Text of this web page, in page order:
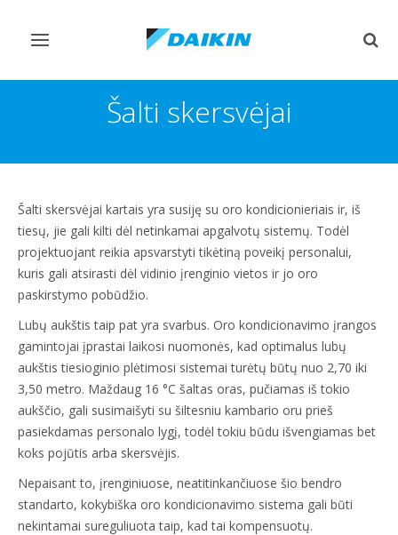
Perjungiamas
Šalti skersvėjai
Šalti skersvėjai kartais yra susiję su oro kondicionieriais ir, iš
tiesų, jie gali kilti dėl netinkamai apgalvotų sistemų. Todėl
projektuojant reikia apsvarstyti tikėtiną poveikį personalui,
kuris gali atsirasti dėl vidinio įrenginio vietos ir jo oro
paskirstymo pobūdžio.
Lubų aukštis taip pat yra svarbus. Oro kondicionavimo įrangos
gamintojai įprastai laikosi nuomonės, kad optimalus lubų
aukštis tiesioginio plėtimosi sistemai turėtų būtų nuo 2,70 iki
3,50 metro. Maždaug 16 °C šaltas oras, pučiamas iš tokio
aukščio, gali susimaišyti su šiltesniu kambario oru prieš
pasiekdamas personalo lygį, todėl tokiu būdu išvengiamas bet
koks pojūtis arba skersvėjis.
Nepaisant to, įrenginiuose, neatitinkančiuose šio bendro
standarto, kokybiška oro kondicionavimo sistema gali būti
nekintamai sureguliuota taip, kad tai kompensuotų.